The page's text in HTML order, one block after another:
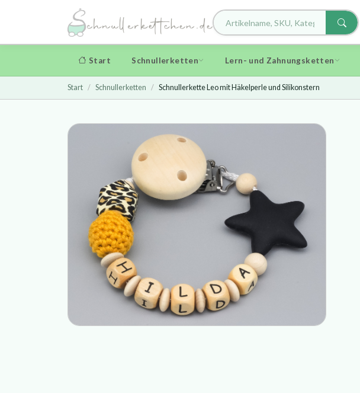
Start Schnullerketten Lern- und Zahnungsketten
Start Schnullerketten Schnullerkette Leo mit Häkelperle und Silikonstern